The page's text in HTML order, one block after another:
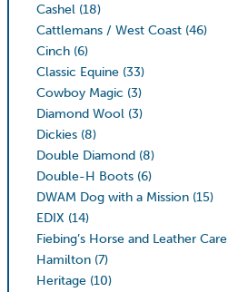
Cashel (18)
Cattlemans / West Coast (46)
Cinch (6)
Classic Equine (33)
Cowboy Magic (3)
Diamond Wool (3)
Dickies (8)
Double Diamond (8)
Double-H Boots (6)
DWAM Dog with a Mission (15)
EDIX (14)
Fiebing’s Horse and Leather Care
Hamilton (7)
Heritage (10)